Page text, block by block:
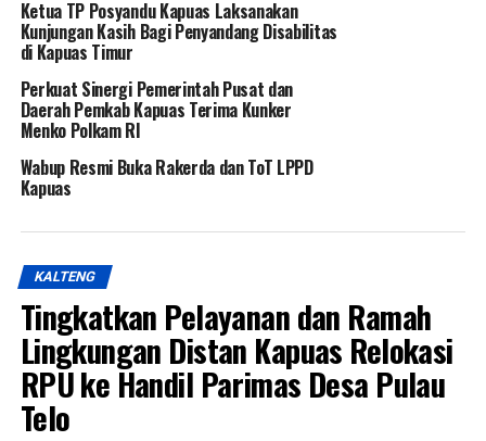
Ketua TP Posyandu Kapuas Laksanakan
Kunjungan Kasih Bagi Penyandang Disabilitas
di Kapuas Timur
Perkuat Sinergi Pemerintah Pusat dan
Daerah Pemkab Kapuas Terima Kunker
Menko Polkam RI
Wabup Resmi Buka Rakerda dan ToT LPPD
Kapuas
KALTENG
Tingkatkan Pelayanan dan Ramah
Lingkungan Distan Kapuas Relokasi
RPU ke Handil Parimas Desa Pulau
Telo